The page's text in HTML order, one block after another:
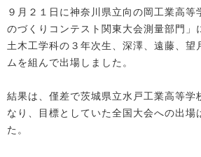
９月２１日に神奈川県立向の岡工業高等
のづくりコンテスト関東大会測量部門」
土木工学科の３年次生、深澤、遠藤、望
ムを組んで出場しました。
結果は、僅差で茨城県立水戸工業高等学
なり、目標としていた全国大会への出場
た。